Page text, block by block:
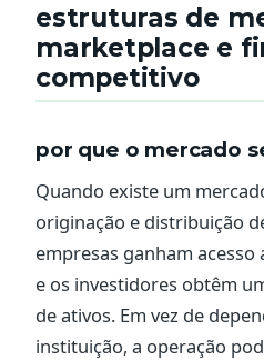
estruturas de
marketplace e
competitivo
por que o mercado
Quando existe um
originação e distribuição
empresas ganham
e os investidores obtêm
de ativos. Em vez de
instituição, a operação